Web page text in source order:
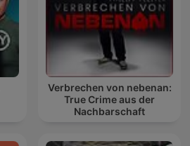
Verbrechen von nebenan:
True Crime aus der
Nachbarschaft